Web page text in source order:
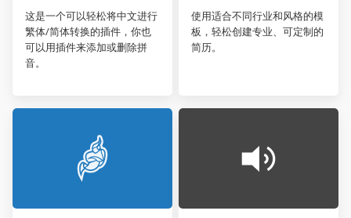
这是一个可以轻松将中文进行
繁体/简体转换的插件，你也
可以用插件来添加或删除拼
音。
使用适合不同行业和风格的模
板，轻松创建专业、可定制的
简历。